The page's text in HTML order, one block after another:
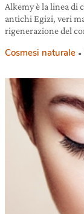
Alkemy è la linea di
antichi Egizi, veri
rigenerazione del
Cosmesi naturale